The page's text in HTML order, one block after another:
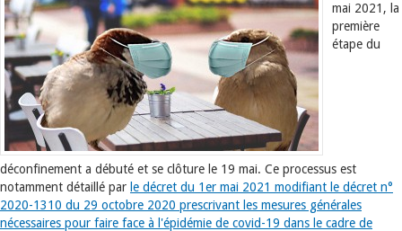
mai 2021, la
première
étape du
déconfinement a débuté et se clôture le 19 mai. Ce processus est
notamment détaillé par le décret du 1er mai 2021 modifiant le décret n°
2020-1310 du 29 octobre 2020 prescrivant les mesures générales
nécessaires pour faire face à l'épidémie de covid-19 dans le cadre de